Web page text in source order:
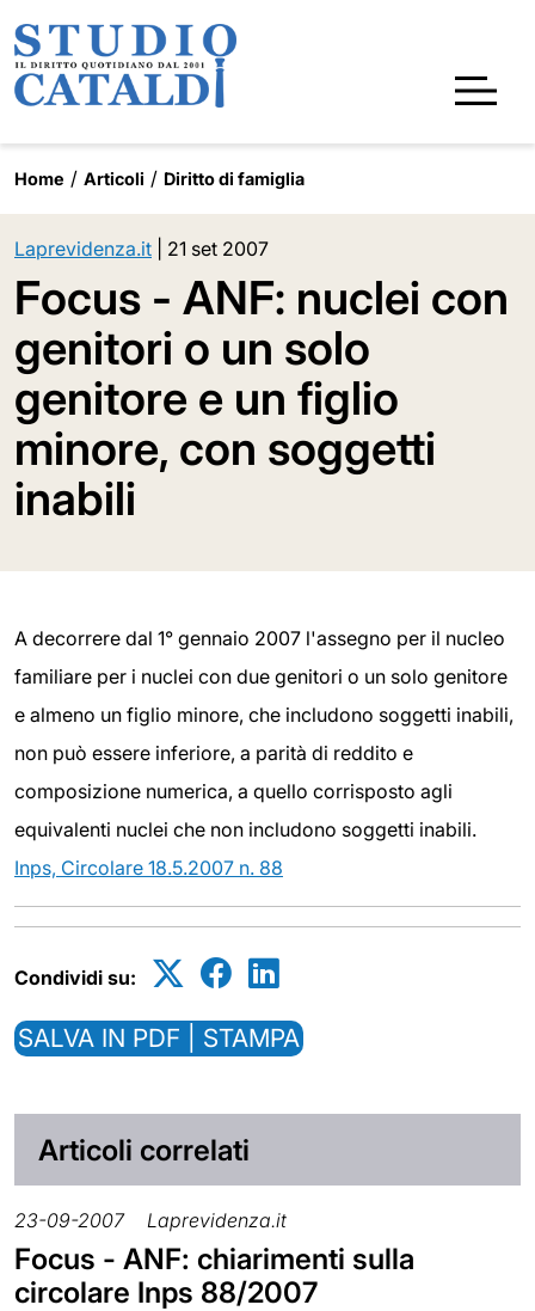
Home Articoli Diritto di famiglia
Laprevidenza.it 21 set 2007
Focus - ANF: nuclei con
genitori o un solo
genitore e un figlio
minore, con soggetti
inabili
A decorrere dal 1° gennaio 2007 l'assegno per il nucleo
familiare per i nuclei con due genitori o un solo genitore
e almeno un figlio minore, che includono soggetti inabili,
non può essere inferiore, a parità di reddito e
composizione numerica, a quello corrisposto agli
equivalenti nuclei che non includono soggetti inabili.
Inps, Circolare 18.5.2007 n. 88
Condividi su:
SALVA IN PDF | STAMPA
Articoli correlati
23-09-2007 Laprevidenza.it
Focus - ANF: chiarimenti sulla
circolare Inps 88/2007